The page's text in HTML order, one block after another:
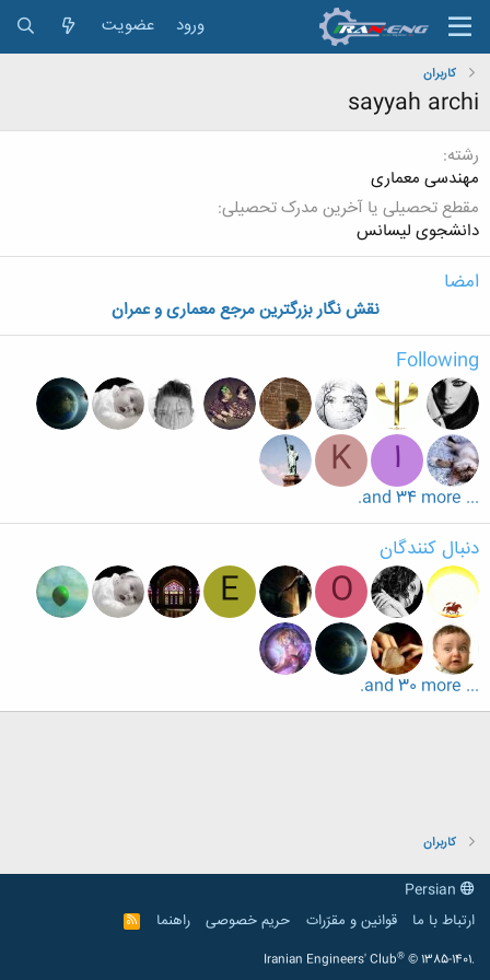
ورود عضویت
کاربران
sayyah archi
رشته
مهندسی معماری
مقطع تحصیلی یا آخرین مدرک تحصیلی
دانشجوی لیسانس
امضا
نقش نگار بزرگترین مرجع معماری و عمران
Following
ا K
... and 34 more.
دنبال کنندگان
O
E
... and 30 more.
کاربران
ارتباط با ما
قوانین و مقرّرات حریم خصوصی راهنما
R
S
Iranian Engineers' Club® © 1385-1401.